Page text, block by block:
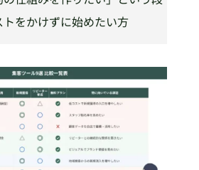
をかけずに始めたい方